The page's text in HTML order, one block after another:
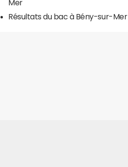
Mer
Résultats du bac à Bény-sur-Mer